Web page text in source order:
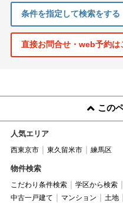
条件を指定して検索をする
直接お問合せ・web予約は
この
人気エリア
西東京市 東久留米市 練馬区
物件検索
こだわり条件検索 学区から検索
中古一戸建て
マンション 土地